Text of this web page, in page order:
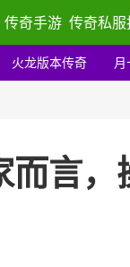
传奇手游 传奇私
火龙版本传奇 月
言